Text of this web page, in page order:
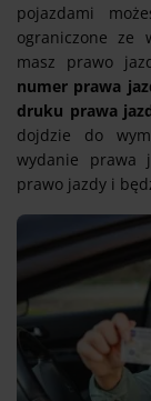
pojazdami
ograniczone ze
masz prawo
numer prawa
druku prawa
dojdzie do
wydanie prawa
prawo jazdy i